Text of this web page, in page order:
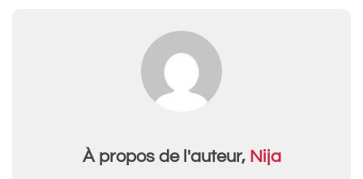
À propos de l'auteur, Nija